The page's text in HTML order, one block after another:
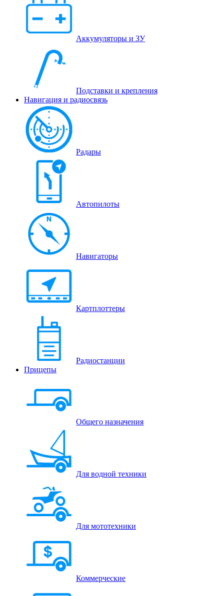
Аккумуляторы и ЗУ
Подставки и крепления
Навигация и радиосвязь
Радары
Автопилоты
Навигаторы
Картплоттеры
Радиостанции
Прицепы
Общего назначения
Для водной техники
Для мототехники
Коммерческие